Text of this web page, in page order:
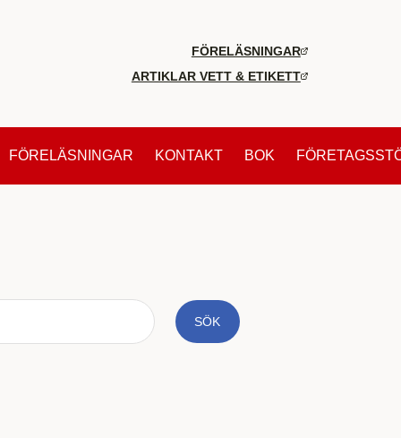
FÖRELÄSNINGAR
ARTIKLAR VETT & ETIKETT
FÖRELÄSNINGAR KONTAKT BOK